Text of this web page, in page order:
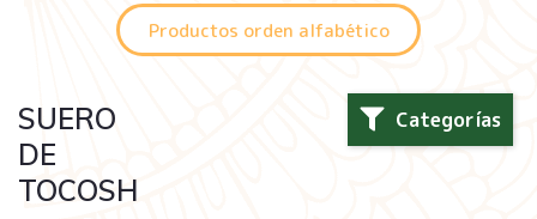
Productos orden alfabético
Categorías
SUERO
DE
TOCOSH